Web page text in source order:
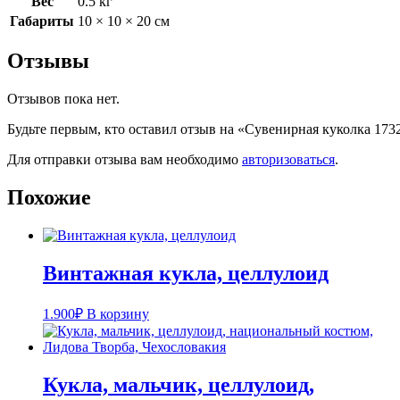
Габариты 10 × 10 × 20 см
Отзывы
Отзывов пока нет.
Будьте первым, кто оставил отзыв на «Сувенирная куколка
Для отправки отзыва вам необходимо авторизоваться.
Похожие
Винтажная кукла, целлулоид
1.900₽ В корзину
Кукла, мальчик, целлулоид,